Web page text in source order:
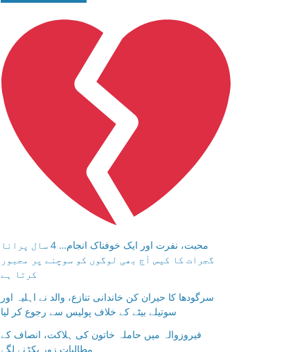
محبت، نفرت اور ایک خوفناک انجام… 4 سال پرانا
گجرات کا کیس آج بھی لوگوں کو سوچنے پر مجبور
کرتا ہے
سرگودھا کا حیران کن خاندانی تنازع، والد نے اہلیہ اور
سوتیلے بیٹے کے خلاف پولیس سے رجوع کر لیا
فیروزوالہ میں حاملہ خاتون کی ہلاکت، انصاف کے
مطالبات زور پکڑنے لگے